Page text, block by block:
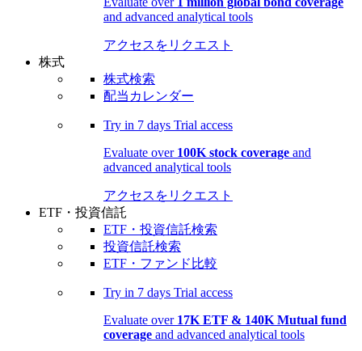
and advanced analytical tools
アクセスをリクエスト
株式
株式検索
配当カレンダー
Try in 7 days Trial access
Evaluate over 100K stock coverage and
advanced analytical tools
アクセスをリクエスト
ETF・投資信託
ETF・投資信託検索
投資信託検索
ETF・ファンド比較
Try in 7 days Trial access
Evaluate over 17K ETF & 140K Mutual fund
coverage and advanced analytical tools